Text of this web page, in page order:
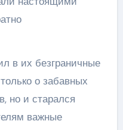
в их безграничные
о забавных
но и старался
важные